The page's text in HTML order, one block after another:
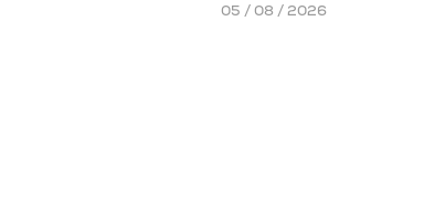
05 / 08 / 2026